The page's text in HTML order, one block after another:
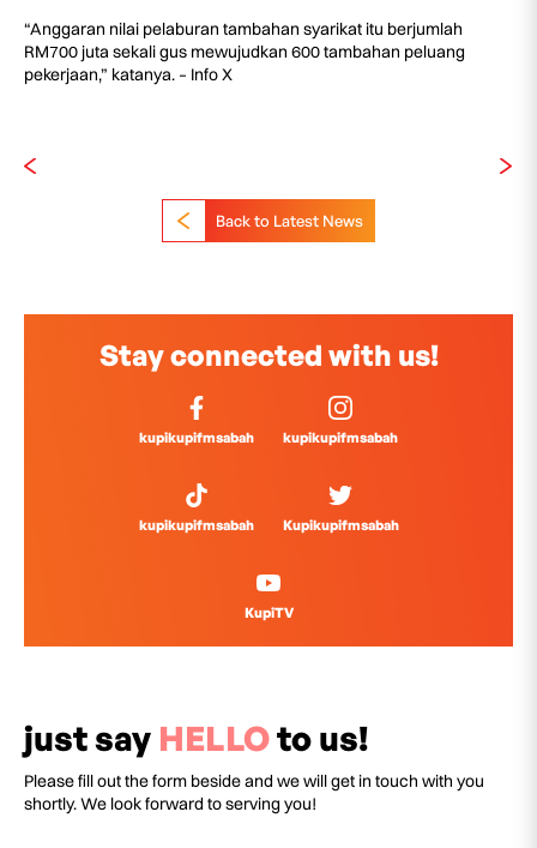
“Anggaran nilai pelaburan tambahan syarikat itu berjumlah
RM700 juta sekali gus mewujudkan 600 tambahan peluang
pekerjaan,” katanya. – Info X
Back to Latest News
Stay connected with us!
kupikupifmsabah kupikupifmsabah
kupikupifmsabah Kupikupifmsabah
KupiTV
just say HELLOto us!
Please fill out the form beside and we will get in touch with you
shortly. We look forward to serving you!